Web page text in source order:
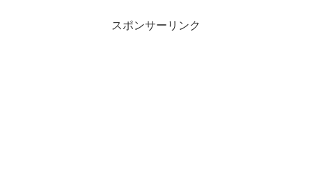
スポンサーリンク